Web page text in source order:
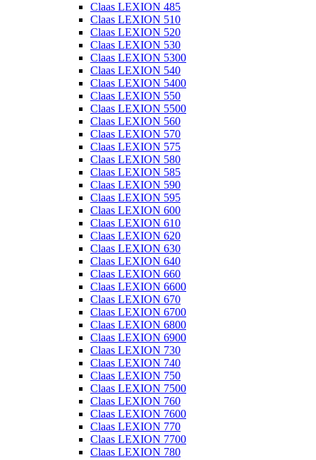
Claas LEXION 485
Claas LEXION 510
Claas LEXION 520
Claas LEXION 530
Claas LEXION 5300
Claas LEXION 540
Claas LEXION 5400
Claas LEXION 550
Claas LEXION 5500
Claas LEXION 560
Claas LEXION 570
Claas LEXION 575
Claas LEXION 580
Claas LEXION 585
Claas LEXION 590
Claas LEXION 595
Claas LEXION 600
Claas LEXION 610
Claas LEXION 620
Claas LEXION 630
Claas LEXION 640
Claas LEXION 660
Claas LEXION 6600
Claas LEXION 670
Claas LEXION 6700
Claas LEXION 6800
Claas LEXION 6900
Claas LEXION 730
Claas LEXION 740
Claas LEXION 750
Claas LEXION 7500
Claas LEXION 760
Claas LEXION 7600
Claas LEXION 770
Claas LEXION 7700
Claas LEXION 780